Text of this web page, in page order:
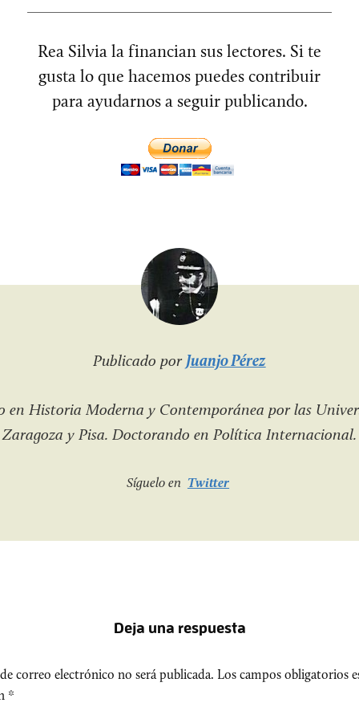
Rea Silvia la financian sus lectores. Si te
gusta lo que hacemos puedes contribuir
para ayudarnos a seguir publicando.
Publicado por Juanjo Pérez
en Historia Moderna y Contemporánea por las
Zaragoza y Pisa. Doctorando en Política Internacional.
Síguelo en Twitter
Deja una respuesta
correo electrónico no será publicada. Los campos obligatorios
*